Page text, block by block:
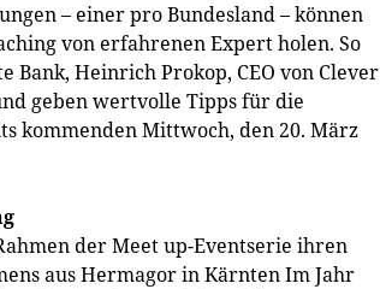
– einer pro Bundesland – können
von erfahrenen Expert holen. So
Heinrich Prokop, CEO von Clever
geben wertvolle Tipps für die
kommenden Mittwoch, den 20. März
der Meet up-Eventserie ihren
aus Hermagor in Kärnten Im Jahr